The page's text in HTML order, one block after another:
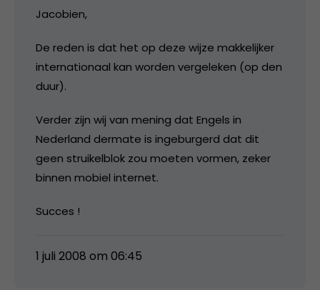
Jacobien,
De reden is dat het op deze wijze makkelijker
internationaal kan worden vergeleken (op den
duur).
Verder zijn wij van mening dat Engels in
Nederland dermate is ingeburgerd dat dit
geen struikelblok zou moeten vormen, zeker
binnen mobiel internet.
Succes !
1 juli 2008 om 06:45